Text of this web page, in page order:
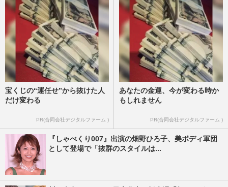
宝くじの“運任せ”から抜けた人
だけ変わる
PR(合同会社デジタルファーム )
あなたの金運、今が変わる時か
もしれません
PR(合同会社デジタルファーム )
『しゃべくり007』出演の畑野ひろ子、美ボディ軍団
として登場で「抜群のスタイルは...